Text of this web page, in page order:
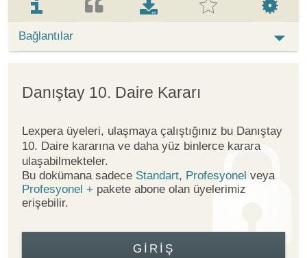
Bağlantılar
Danıştay 10. Daire Kararı
Lexpera üyeleri, ulaşmaya çalıştığınız bu Danıştay
10. Daire kararına ve daha yüz binlerce karara
ulaşabilmekteler.
Bu dokümana sadece Standart, Profesyonel veya
Profesyonel + pakete abone olan üyelerimiz
erişebilir.
GIRIŞ